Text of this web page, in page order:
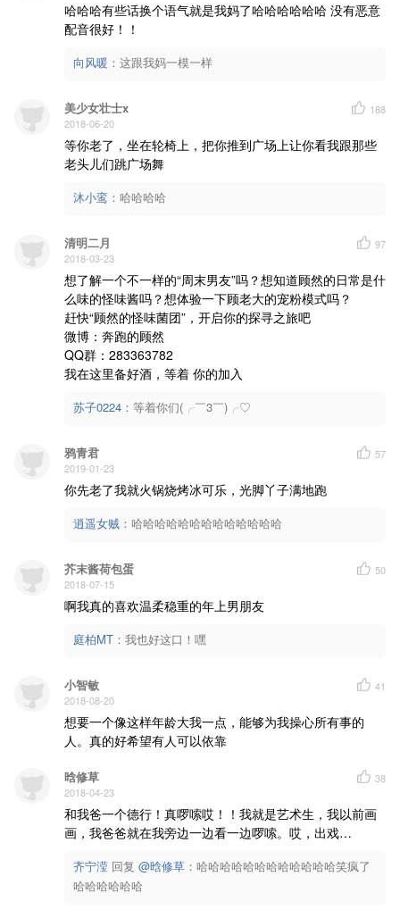
哈哈哈有些话换个语气就是我妈了哈哈哈哈哈哈 没有恶意
配音很好！！
向风暖 ： 这跟我妈一模一样
美少女壮士x
2018-06-20
188
等你老了，坐在轮椅上，把你推到广场上让你看我跟那些
老头儿们跳广场舞
沐小鸾 ： 哈哈哈哈
清明二月
2018-03-23
97
想了解一个不一样的“周末男友”吗？想知道顾然的日常是什
么味的怪味酱吗？想体验一下顾老大的宠粉模式吗？
赶快“顾然的怪味菌团”，开启你的探寻之旅吧
微博：奔跑的顾然
QQ群：283363782
我在这里备好酒，等着 你的加入
苏子0224 ： 等着你们(╭￣3￣)╭♡
鸦青君
2019-01-23
57
你先老了我就火锅烧烤冰可乐，光脚丫子满地跑
逍遥女贼 ： 哈哈哈哈哈哈哈哈哈哈哈哈哈
芥末酱荷包蛋
2018-07-15
50
啊我真的喜欢温柔稳重的年上男朋友
庭柏MT ： 我也好这口！嘿
小智敏
2018-08-20
41
想要一个像这样年龄大我一点，能够为我操心所有事的
人。真的好希望有人可以依靠
晗修草
2018-04-23
38
和我爸一个德行！真啰嗦哎！！我就是艺术生，我以前画
画，我爸爸就在我旁边一边看一边啰嗦。哎，出戏…
齐宁滢 回复 @晗修草 ：哈哈哈哈哈哈哈哈哈哈哈哈笑疯了
哈哈哈哈哈哈